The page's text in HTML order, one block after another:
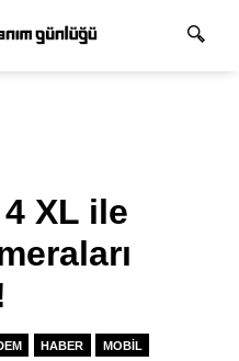
XL ile
HABER MOBIL